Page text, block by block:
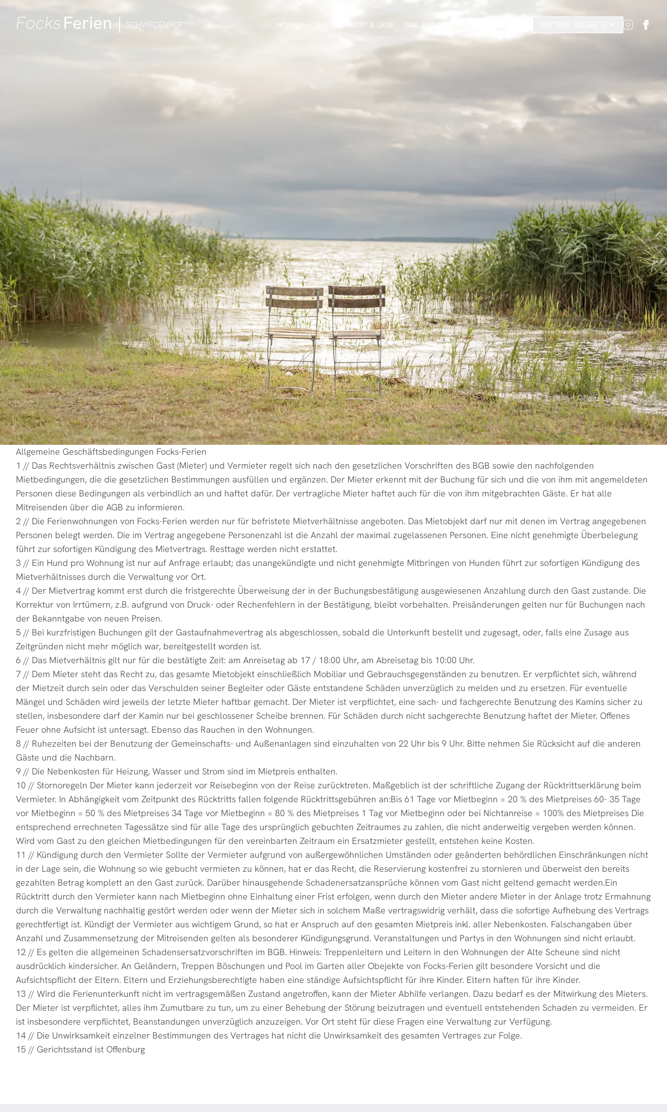
SCHWEDENROT WOHNEN ORT & LAGE DAS SIND WIR
Allgemeine Geschäftsbedingungen Focks-Ferien
1 // Das Rechtsverhältnis zwischen Gast (Mieter) und Vermieter regelt sich nach den gesetzlichen Vorschriften des BGB sowie den nachfolgenden
Mietbedingungen, die die gesetzlichen Bestimmungen ausfüllen und ergänzen. Der Mieter erkennt mit der Buchung für sich und die von ihm mit angemeldeten
Personen diese Bedingungen als verbindlich an und haftet dafür. Der vertragliche Mieter haftet auch für die von ihm mitgebrachten Gäste. Er hat alle
Mitreisenden über die AGB zu informieren.
2 // Die Ferienwohnungen von Focks-Ferien werden nur für befristete Mietverhältnisse angeboten. Das Mietobjekt darf nur mit denen im Vertrag angegebenen
Personen belegt werden. Die im Vertrag angegebene Personenzahl ist die Anzahl der maximal zugelassenen Personen. Eine nicht genehmigte Überbelegung
führt zur sofortigen Kündigung des Mietvertrags. Resttage werden nicht erstattet.
3 // Ein Hund pro Wohnung ist nur auf Anfrage erlaubt; das unangekündigte und nicht genehmigte Mitbringen von Hunden führt zur sofortigen Kündigung des
Mietverhältnisses durch die Verwaltung vor Ort.
4 // Der Mietvertrag kommt erst durch die fristgerechte Überweisung der in der Buchungsbestätigung ausgewiesenen Anzahlung durch den Gast zustande. Die
Korrektur von Irrtümern, z.B. aufgrund von Druck- oder Rechenfehlern in der Bestätigung, bleibt vorbehalten. Preisänderungen gelten nur für Buchungen nach
der Bekanntgabe von neuen Preisen.
5 // Bei kurzfristigen Buchungen gilt der Gastaufnahmevertrag als abgeschlossen, sobald die Unterkunft bestellt und zugesagt, oder, falls eine Zusage aus
Zeitgründen nicht mehr möglich war, bereitgestellt worden ist.
6 // Das Mietverhältnis gilt nur für die bestätigte Zeit: am Anreisetag ab 17 / 18:00 Uhr, am Abreisetag bis 10:00 Uhr.
7 // Dem Mieter steht das Recht zu, das gesamte Mietobjekt einschließlich Mobiliar und Gebrauchsgegenständen zu benutzen. Er verpflichtet sich, während
der Mietzeit durch sein oder das Verschulden seiner Begleiter oder Gäste entstandene Schäden unverzüglich zu melden und zu ersetzen. Für eventuelle
Mängel und Schäden wird jeweils der letzte Mieter haftbar gemacht. Der Mieter ist verpflichtet, eine sach- und fachgerechte Benutzung des Kamins sicher zu
stellen, insbesondere darf der Kamin nur bei geschlossener Scheibe brennen. Für Schäden durch nicht sachgerechte Benutzung haftet der Mieter. Offenes
Feuer ohne Aufsicht ist untersagt. Ebenso das Rauchen in den Wohnungen.
8 // Ruhezeiten bei der Benutzung der Gemeinschafts- und Außenanlagen sind einzuhalten von 22 Uhr bis 9 Uhr. Bitte nehmen Sie Rücksicht auf die anderen
Gäste und die Nachbarn.
9 // Die Nebenkosten für Heizung, Wasser und Strom sind im Mietpreis enthalten.
10 // Stornoregeln Der Mieter kann jederzeit vor Reisebeginn von der Reise zurücktreten. Maßgeblich ist der schriftliche Zugang der Rücktrittserklärung beim
Vermieter. In Abhängigkeit vom Zeitpunkt des Rücktritts fallen folgende Rücktrittsgebühren an:Bis 61 Tage vor Mietbeginn = 20 % des Mietpreises 60- 35 Tage
vor Mietbeginn = 50 % des Mietpreises 34 Tage vor Mietbeginn = 80 % des Mietpreises 1 Tag vor Mietbeginn oder bei Nichtanreise = 100% des Mietpreises Die
entsprechend errechneten Tagessätze sind für alle Tage des ursprünglich gebuchten Zeitraumes zu zahlen, die nicht anderweitig vergeben werden können.
Wird vom Gast zu den gleichen Mietbedingungen für den vereinbarten Zeitraum ein Ersatzmieter gestellt, entstehen keine Kosten.
11 // Kündigung durch den Vermieter Sollte der Vermieter aufgrund von außergewöhnlichen Umständen oder geänderten behördlichen Einschränkungen nicht
in der Lage sein, die Wohnung so wie gebucht vermieten zu können, hat er das Recht, die Reservierung kostenfrei zu stornieren und überweist den bereits
gezahlten Betrag komplett an den Gast zurück. Darüber hinausgehende Schadenersatzansprüche können vom Gast nicht geltend gemacht werden.Ein
Rücktritt durch den Vermieter kann nach Mietbeginn ohne Einhaltung einer Frist erfolgen, wenn durch den Mieter andere Mieter in der Anlage trotz Ermahnung
durch die Verwaltung nachhaltig gestört werden oder wenn der Mieter sich in solchem Maße vertragswidrig verhält, dass die sofortige Aufhebung des Vertrags
gerechtfertigt ist. Kündigt der Vermieter aus wichtigem Grund, so hat er Anspruch auf den gesamten Mietpreis inkl. aller Nebenkosten. Falschangaben über
Anzahl und Zusammensetzung der Mitreisenden gelten als besonderer Kündigungsgrund. Veranstaltungen und Partys in den Wohnungen sind nicht erlaubt.
12 // Es gelten die allgemeinen Schadensersatzvorschriften im BGB. Hinweis: Treppenleitern und Leitern in den Wohnungen der Alte Scheune sind nicht
ausdrücklich kindersicher. An Geländern, Treppen Böschungen und Pool im Garten aller Obejekte von Focks-Ferien gilt besondere Vorsicht und die
Aufsichtspflicht der Eltern. Eltern und Erziehungsberechtigte haben eine ständige Aufsichtspflicht für ihre Kinder. Eltern haften für ihre Kinder.
13 // Wird die Ferienunterkunft nicht im vertragsgemäßen Zustand angetroffen, kann der Mieter Abhilfe verlangen. Dazu bedarf es der Mitwirkung des Mieters.
Der Mieter ist verpflichtet, alles ihm Zumutbare zu tun, um zu einer Behebung der Störung beizutragen und eventuell entstehenden Schaden zu vermeiden. Er
ist insbesondere verpflichtet, Beanstandungen unverzüglich anzuzeigen. Vor Ort steht für diese Fragen eine Verwaltung zur Verfügung.
14 // Die Unwirksamkeit einzelner Bestimmungen des Vertrages hat nicht die Unwirksamkeit des gesamten Vertrages zur Folge.
15 // Gerichtsstand ist Offenburg